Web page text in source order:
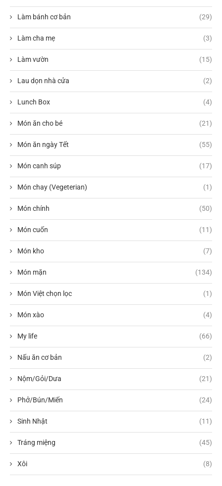
Làm bánh cơ bản (29)
Làm cha mẹ (3)
Làm vườn (15)
Lau dọn nhà cửa (2)
Lunch Box (4)
Món ăn cho bé (21)
Món ăn ngày Tết (55)
Món canh súp (17)
Món chay (Vegeterian) (1)
Món chính (50)
Món cuốn (11)
Món kho (7)
Món mặn (134)
Món Việt chọn lọc (1)
Món xào (4)
My life (66)
Nấu ăn cơ bản (2)
Nộm/Gỏi/Dưa (21)
Phở/Bún/Miến (24)
Sinh Nhật (11)
Tráng miệng (45)
Xôi (8)